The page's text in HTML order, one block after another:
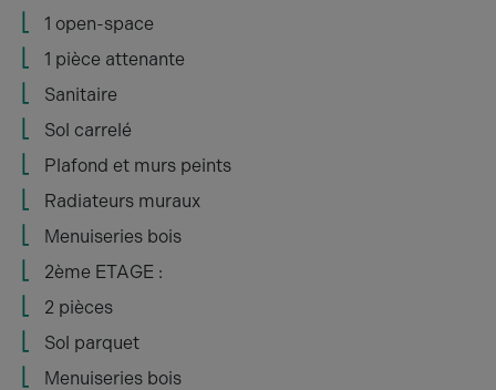
1 open-space
1 pièce attenante
Sanitaire
Sol carrelé
Plafond et murs peints
Radiateurs muraux
Menuiseries bois
2ème ETAGE :
2 pièces
Sol parquet
Menuiseries bois